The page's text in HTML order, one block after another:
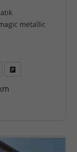
metallic